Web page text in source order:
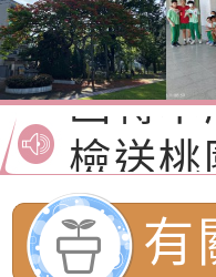
性(防
轉桃
（防
演練」
檢送桃
「115
節慶
函轉
交通
道安宣
檢送
字稿及
檢送
月份公
檢送本
有